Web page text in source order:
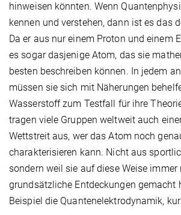
hinweisen könnten. Wenn
kennen und verstehen, dann ist es das
Da er aus nur einem Proton und einem
es sogar dasjenige Atom, das sie
besten beschreiben können. In jedem
müssen sie sich mit Näherungen
Wasserstoff zum Testfall für ihre
tragen viele Gruppen weltweit auch
Wettstreit aus, wer das Atom noch
charakterisieren kann. Nicht aus
sondern weil sie auf diese Weise immer
grundsätzliche Entdeckungen gemacht
Beispiel die Quantenelektrodynamik,